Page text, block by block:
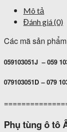
Mô tả
Đánh giá (0)
Các mã sản
059103051J – 059
079103051D – 079
Phụ tùng ô tô